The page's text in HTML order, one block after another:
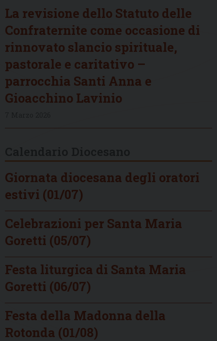
La revisione dello Statuto delle
Confraternite come occasione di
rinnovato slancio spirituale,
pastorale e caritativo –
parrocchia Santi Anna e
Gioacchino Lavinio
Giornata diocesana degli oratori
estivi (01/07)
Celebrazioni per Santa Maria
Goretti (05/07)
Festa liturgica di Santa Maria
Goretti (06/07)
Festa della Madonna della
Rotonda (01/08)